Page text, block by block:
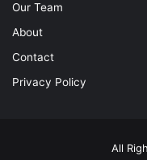
Our Team
About
Contact
Privacy Policy
All